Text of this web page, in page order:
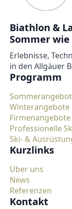
Biathlon &
Sommer
Erlebnisse,
in den Allgäuer
Programm
Winterangebote
Firmenangebote
Professionelle
Ski- &
Kurzlinks
Über uns
News
Referenzen
Kontakt